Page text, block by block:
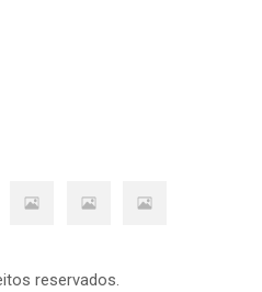
reservados.